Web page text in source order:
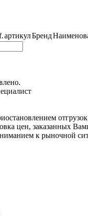
артикулБренд
цен, заказанных
к рыночной